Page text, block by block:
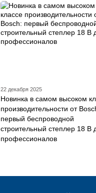
22 декабря 2025
Новинка в самом высоком
производительности от
первый беспроводной
строительный степлер 18 В
профессионалов